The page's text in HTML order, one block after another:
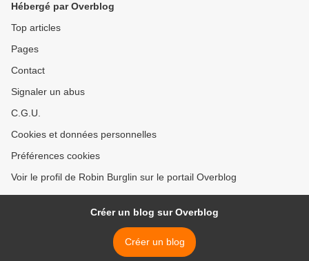
Hébergé par Overblog
Top articles
Pages
Contact
Signaler un abus
C.G.U.
Cookies et données personnelles
Préférences cookies
Voir le profil de Robin Burglin sur le portail Overblog
Créer un blog sur Overblog
Créer un blog